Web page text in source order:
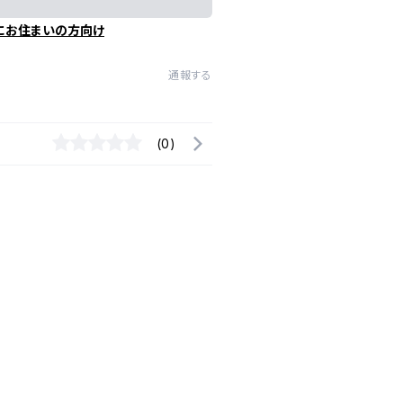
お住まいの方向け
通報する
(0)